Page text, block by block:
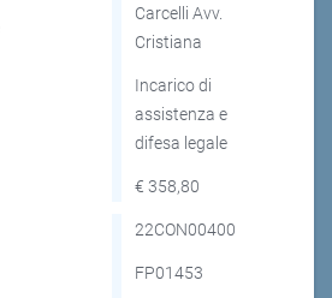
Carcelli Avv.
Cristiana
Incarico di
assistenza e
difesa legale
€ 358,80
22CON00400
FP01453